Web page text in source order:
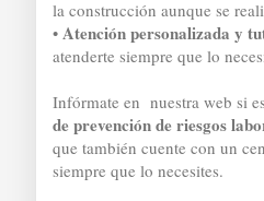
la construcción aunque se
• Atención personalizada y
atenderte siempre que lo
Infórmate en nuestra web si
de prevención de riesgos
que también cuente con un
siempre que lo necesites.